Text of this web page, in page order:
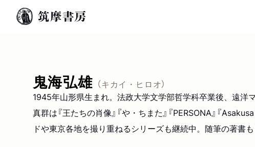
鬼海弘雄 （キカイ・ヒロオ）
1945年山形県生まれ。法政大学文学部哲学科卒業後、遠
真群は『王たちの肖像』『や・ちまた』『PERSONA』『
ドや東京各地を撮り重ねるシリーズも継続中。随筆の著書も『